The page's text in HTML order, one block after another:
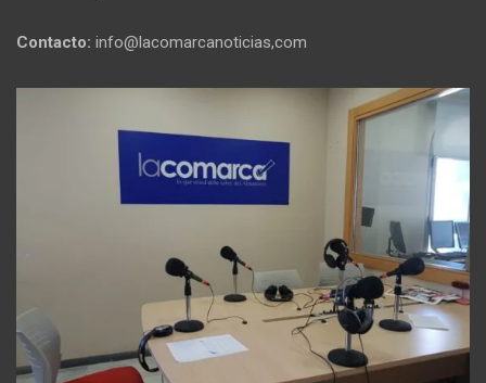
Contacto: info@lacomarcanoticias,com